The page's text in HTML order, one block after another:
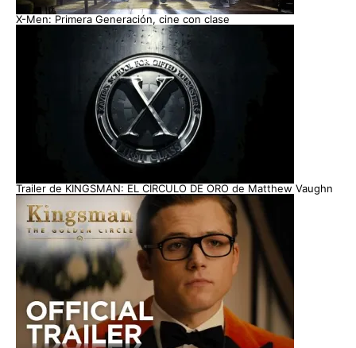
X-Men: Primera Generación, cine con clase
Trailer de KINGSMAN: EL CÍRCULO DE ORO de Matthew Vaughn